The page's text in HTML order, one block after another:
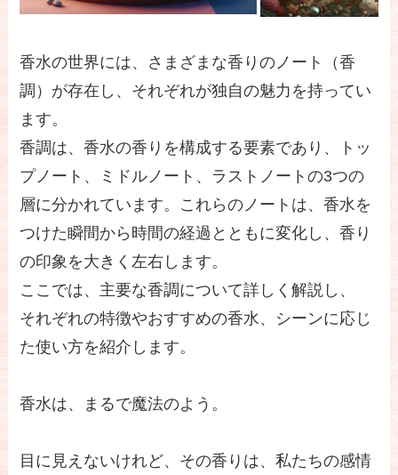
香水の世界には、さまざまな香りのノート（香
調）が存在し、それぞれが独自の魅力を持ってい
ます。
香調は、香水の香りを構成する要素であり、トッ
プノート、ミドルノート、ラストノートの3つの
層に分かれています。これらのノートは、香水を
つけた瞬間から時間の経過とともに変化し、香り
の印象を大きく左右します。
ここでは、主要な香調について詳しく解説し、
それぞれの特徴やおすすめの香水、シーンに応じ
た使い方を紹介します。
香水は、まるで魔法のよう。
目に見えないけれど、その香りは、私たちの感情